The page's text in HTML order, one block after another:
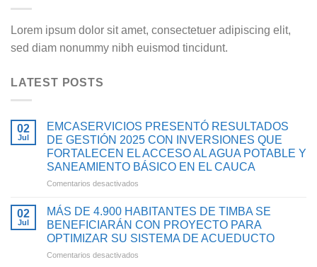
Lorem ipsum dolor sit amet, consectetuer adipiscing elit,
sed diam nonummy nibh euismod tincidunt.
LATEST POSTS
02
Jul
EMCASERVICIOS PRESENTÓ RESULTADOS
DE GESTIÓN 2025 CON INVERSIONES QUE
FORTALECEN EL ACCESO AL AGUA POTABLE Y
SANEAMIENTO BÁSICO EN EL CAUCA
Comentarios desactivados
PRESENTÓ
RESULTADOS
DE
GESTIÓN
02
Jul
MÁS DE 4.900 HABITANTES DE TIMBA SE
BENEFICIARÁN CON PROYECTO PARA
OPTIMIZAR SU SISTEMA DE ACUEDUCTO
Comentarios desactivados